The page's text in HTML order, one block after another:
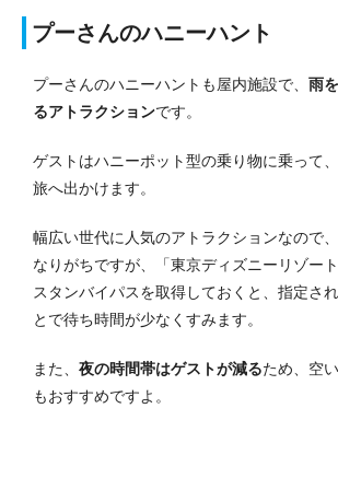
プーさんのハニーハント
プーさんのハニーハントも屋内施設で、 雨
るアトラクションです。
ゲストはハニーポット型の乗り物に乗って
旅へ出かけます。
幅広い世代に人気のアトラクションなので
なりがちですが、「東京ディズニーリゾー
スタンバイパスを取得しておくと、指定さ
とで待ち時間が少なくすみます。
また、 夜の時間帯はゲストが減るため、空
もおすすめですよ。